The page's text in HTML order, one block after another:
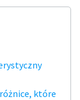
które